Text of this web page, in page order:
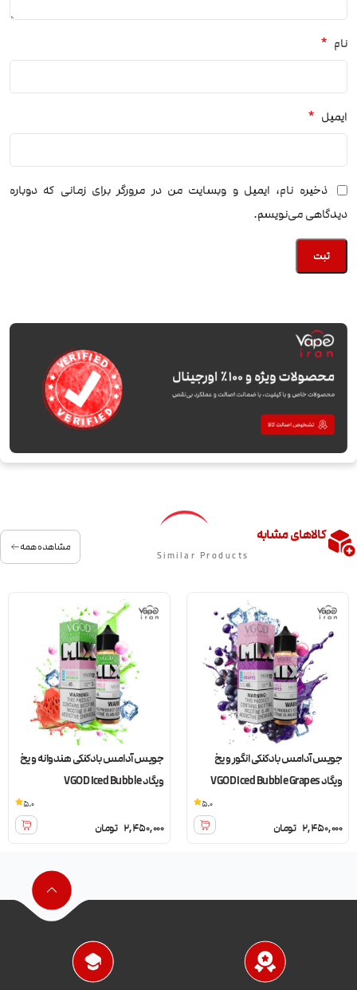
نام *
ایمیل *
ذخیره نام، ایمیل و وبسایت من در مرورگر برای زمانی که دوباره
دیدگاهی می‌نویسم.
کالاهای مشابه
Similar Products
مشاهده همه
جویس آدامس بادکنکی انگور و یخ
ویگاد VGOD Iced Bubble Grapes
2,450,000 تومان
5.0
جویس آدامس بادکنکی هندوانه و یخ
ویگاد VGOD Iced Bubble
2,450,000 تومان
5.0